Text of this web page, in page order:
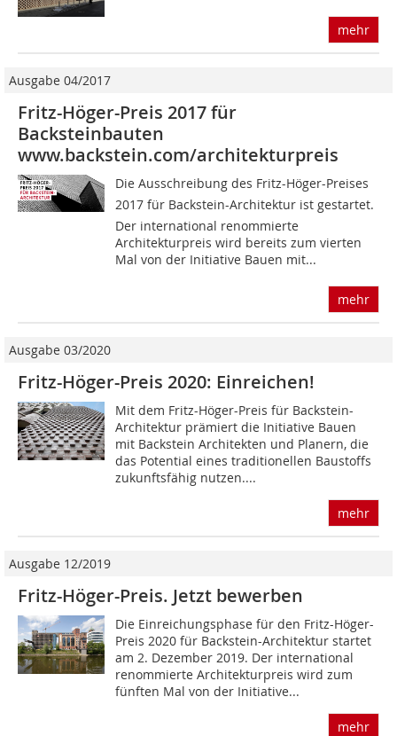
mehr
Ausgabe 04/2017
Fritz-Höger-Preis 2017 für
Backsteinbauten
www.backstein.com/architekturpreis
Die Ausschreibung des Fritz-Höger-Preises
2017 für Backstein-Architektur ist gestartet.
Der international renommierte
Architekturpreis wird bereits zum vierten
Mal von der Initiative Bauen mit...
mehr
Ausgabe 03/2020
Fritz-Höger-Preis 2020: Einreichen!
Mit dem Fritz-Höger-Preis für Backstein-
Architektur prämiert die Initiative Bauen
mit Backstein Architekten und Planern, die
das Potential eines traditionellen Baustoffs
zukunftsfähig nutzen....
mehr
Ausgabe 12/2019
Fritz-Höger-Preis. Jetzt bewerben
Die Einreichungsphase für den Fritz-Höger-
Preis 2020 für Backstein-Architektur startet
am 2. Dezember 2019. Der international
renommierte Architekturpreis wird zum
fünften Mal von der Initiative...
mehr